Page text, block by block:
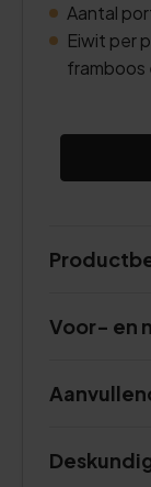
Aantal
Eiwit per
framboos
Voor- en